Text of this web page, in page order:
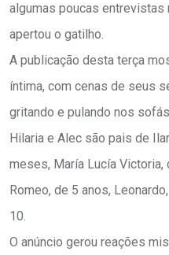
algumas poucas entrevistas
apertou o gatilho.
A publicação desta terça
íntima, com cenas de seus
gritando e pulando nos sofás.
Hilaria e Alec são pais de
meses, María Lucía Victoria,
Romeo, de 5 anos,
10.
O anúncio gerou reações